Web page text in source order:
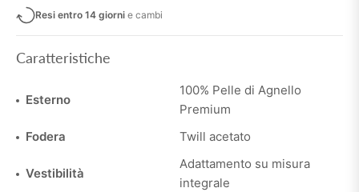
Resi entro 14 giorni e cambi
Caratteristiche
Esterno
100% Pelle di Agnello
Premium
Fodera
Twill acetato
Vestibilità
Adattamento su misura
integrale